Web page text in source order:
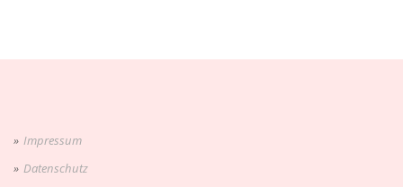
Impressum
Datenschutz